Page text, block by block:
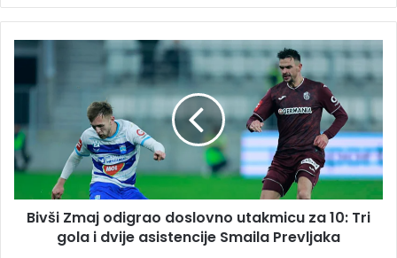
Bivši
odigrao
utakmicu
za
10:
Tri
gola
Bivši Zmaj odigrao doslovno utakmicu za 10: Tri
gola i dvije asistencije Smaila Prevljaka